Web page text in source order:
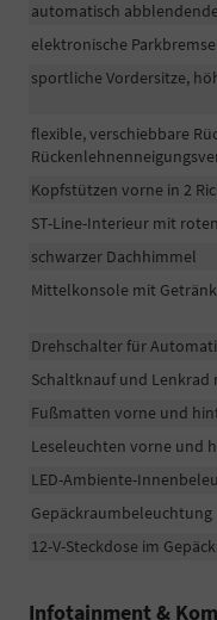
automatisch
elektronische
sportliche Vordersitze,
flexible, verschiebbare
Kopfstützen vorne in 2
ST-Line-Interieur mit
schwarzer Dachhimmel
Mittelkonsole mit
Drehschalter für
Schaltknauf und Lenkrad
Fußmatten vorne und
Leseleuchten vorne und
LED-Ambiente-
Gepäckraumbeleuchtung
12-V-Steckdose im
Infotainment &